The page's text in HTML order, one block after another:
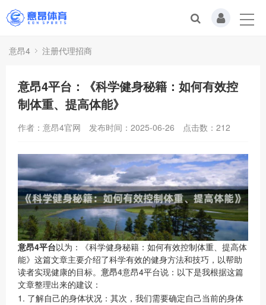
意昂4 注册代理招商
意昂4平台：《科学健身秘籍：如何有效控
制体重、提高体能》
作者：意昂4官网 发布时间：2025-06-26 点击数： 212
意昂4平台以为：《科学健身秘籍：如何有效控制体重、提高体
能》这篇文章主要介绍了科学有效的健身方法和技巧，以帮助
读者实现健康的目标。 意昂4意昂4平台说：以下是我根据这篇
文章整理出来的建议：
1. 了解自己的身体状况：其次，我们需要确定自己当前的身体